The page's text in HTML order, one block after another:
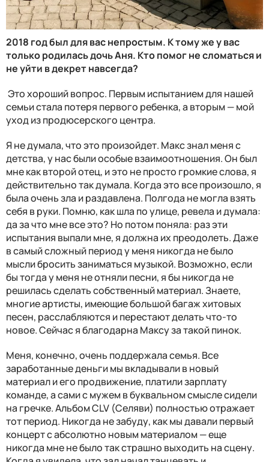
2018 год был для вас непростым. К тому же у вас
только родилась дочь Аня. Кто помог не сломаться и
не уйти в декрет навсегда?
Это хороший вопрос. Первым испытанием для нашей
семьи стала потеря первого ребенка, а вторым — мой
уход из продюсерского центра.
Я не думала, что это произойдет. Макс знал меня с
детства, у нас были особые взаимоотношения. Он был
мне как второй отец, и это не просто громкие слова, я
действительно так думала. Когда это все произошло, я
была очень зла и раздавлена. Полгода не могла взять
себя в руки. Помню, как шла по улице, ревела и думала:
да за что мне все это? Но потом поняла: раз эти
испытания выпали мне, я должна их преодолеть. Даже
в самый сложный период у меня никогда не было
мысли бросить заниматься музыкой. Возможно, если
бы тогда у меня не отняли песни, я бы никогда не
решилась сделать собственный материал. Знаете,
многие артисты, имеющие большой багаж хитовых
песен, расслабляются и перестают делать что-то
новое. Сейчас я благодарна Максу за такой пинок.
Меня, конечно, очень поддержала семья. Все
заработанные деньги мы вкладывали в новый
материал и его продвижение, платили зарплату
команде, а сами с мужем в буквальном смысле сидели
на гречке. Альбом CLV (Селяви) полностью отражает
тот период. Никогда не забуду, как мы давали первый
концерт с абсолютно новым материалом — еще
никогда мне не было так страшно выходить на сцену.